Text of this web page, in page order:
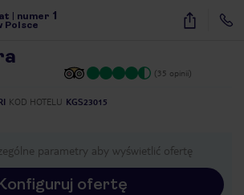
numer 1
Polsce
18
(35 opinii)
KOD HOTELU KGS23015
parametry aby wyświetlić ofertę
ofertę